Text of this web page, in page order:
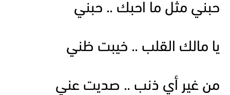
حبني مثل ما احبك .. حبني
يا مالك القلب .. خيبت ظني
من غير أي ذنب .. صديت عني